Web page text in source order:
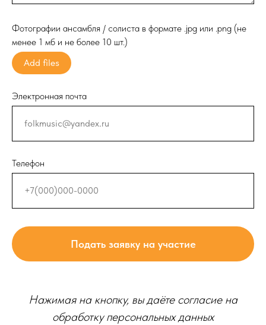
Фотографии ансамбля / солиста в формате .jpg или .png (не
менее 1 мб и не более 10 шт.)
Add files
Электронная почта
Телефон
Подать заявку на участие
Нажимая на кнопку, вы даёте согласие на
обработку персональных данных